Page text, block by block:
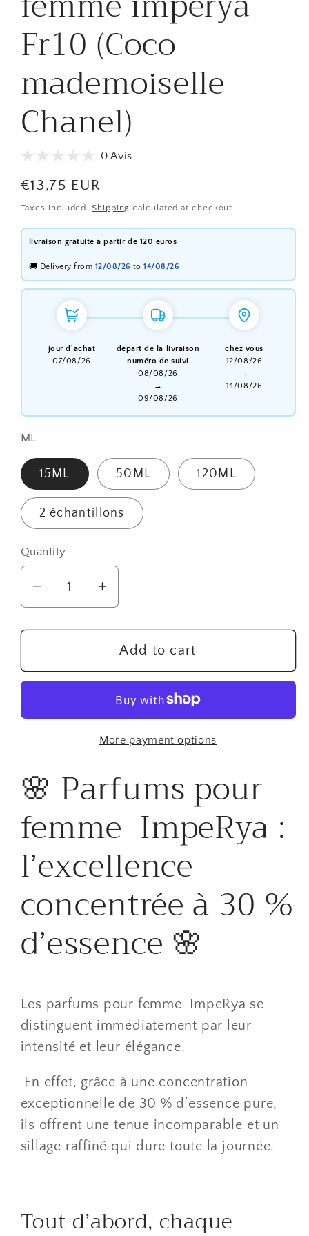
Fr10 (Coco
mademoiselle
Chanel)
0 Avis
Regular
price
€13,75 EUR
Taxes included. Shipping calculated at checkout.
livraison gratuite à partir de 120 euros
🚚 Delivery from 12/08/26 to14/08/26
jour d'achat
07/08/26
départ de la livraison
numéro de suivi
08/08/26
→
09/08/26
chez vous
12/08/26
→
14/08/26
ML
15ML 50ML 120ML
2 échantillons
Quantity
Quantity
Decrease
quantity
for
pour
Fr10
Chanel)
Increase
quantity
for
Parfum
pour
imperya
Fr10
(Coco
Chanel)
Add to cart
More payment options
🌸 Parfums pour
femme ImpeRya :
l’excellence
concentrée à 30 %
d’essence 🌸
Les parfums pour femme ImpeRya se
distinguent immédiatement par leur
intensité et leur élégance.
En effet, grâce à une concentration
exceptionnelle de 30 % d’essence pure,
ils offrent une tenue incomparable et un
sillage raffiné qui dure toute la journée.
Tout d’abord, chaque